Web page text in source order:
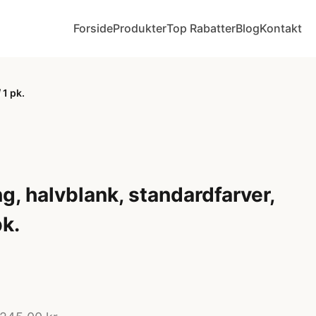
ForsideProdukterTop RabatterBlogKontakt
pk.
halvblank, standardfarver,